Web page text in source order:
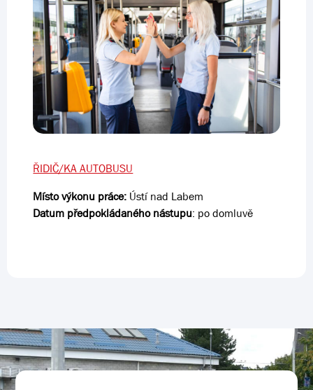
ŘIDIČ/KA AUTOBUSU
Místo výkonu práce: Ústí nad Labem
Datum předpokládaného nástupu: po domluvě